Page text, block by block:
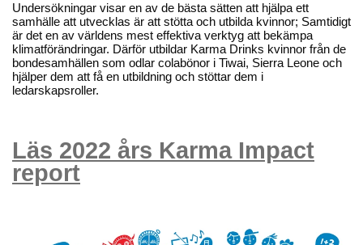
Undersökningar visar en av de bästa sätten att hjälpa ett
samhälle att utvecklas är att stötta och utbilda kvinnor; Samtidigt
är det en av världens mest effektiva verktyg att bekämpa
klimatförändringar. Därför utbildar Karma Drinks kvinnor från de
bondesamhällen som odlar colabönor i Tiwai, Sierra Leone och
hjälper dem att få en utbildning och stöttar dem i
ledarskapsroller.
Läs 2022 års Karma Impact
report
Ekologisk
Karma Drinks
Ekologisk